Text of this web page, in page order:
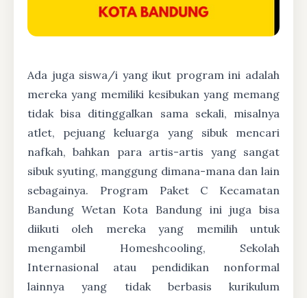
Ada juga siswa/i yang ikut program ini adalah
mereka yang memiliki kesibukan yang memang
tidak bisa ditinggalkan sama sekali, misalnya
atlet, pejuang keluarga yang sibuk mencari
nafkah, bahkan para artis-artis yang sangat
sibuk syuting, manggung dimana-mana dan lain
sebagainya. Program Paket C Kecamatan
Bandung Wetan Kota Bandung ini juga bisa
diikuti oleh mereka yang memilih untuk
mengambil Homeshcooling, Sekolah
Internasional atau pendidikan nonformal
lainnya yang tidak berbasis kurikulum